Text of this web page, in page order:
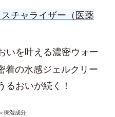
チャライザー（医薬
いを叶える濃密ウォー
着の水感ジェルクリー
るおいが続く！
保湿成分